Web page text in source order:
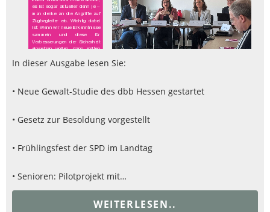
In dieser Ausgabe lesen Sie:
• Neue Gewalt-Studie des dbb Hessen gestartet
• Gesetz zur Besoldung vorgestellt
• Frühlingsfest der SPD im Landtag
• Senioren: Pilotprojekt mit…
WEITERLESEN..